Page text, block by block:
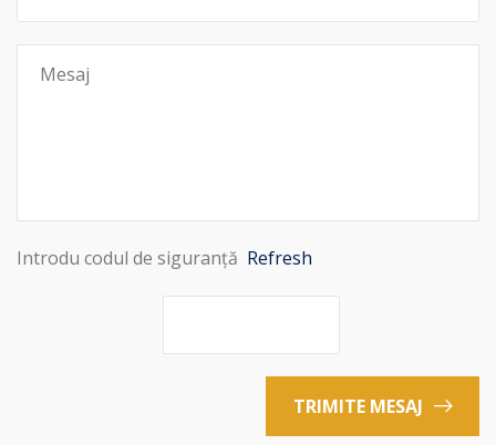
Introdu codul de siguranță Refresh
TRIMITE MESAJ